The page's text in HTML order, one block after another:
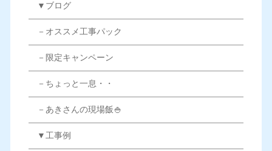
▼ブログ
－オススメ工事パック
－限定キャンペーン
－ちょっと一息・・
－あきさんの現場飯🍚
▼工事例